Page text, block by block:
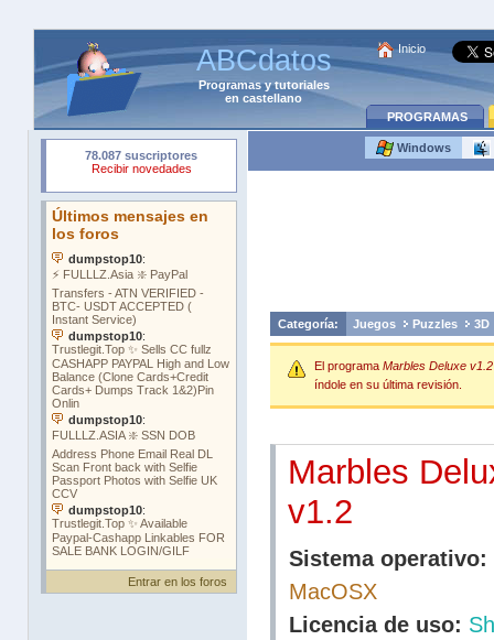
ABCdatos
Programasytutoriales
en castellano
Inicio
PROGRAMAS
Entrar en los foros
Windows
Categoría: Juegos Puzzles 3D
El programa Marbles Deluxe v1.2
índole en su última revisión.
Marbles
v1.2
Sistema operativo:
MacOSX
Licencia de uso: